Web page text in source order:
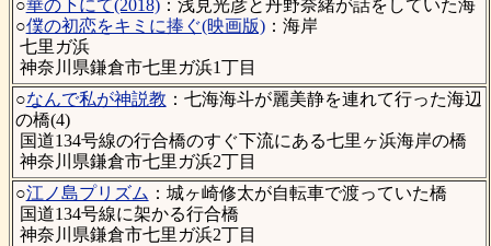
○華の下にて(2018)：浅見光彦と丹野奈緒が話をしていた海
○僕の初恋をキミに捧ぐ(映画版)：海岸
七里ガ浜
神奈川県鎌倉市七里ガ浜1丁目
○なんで私が神説教 ：七海海斗が麗美静を連れて行った海辺
の橋(4)
国道134号線の行合橋のすぐ下流にある七里ヶ浜海岸の橋
神奈川県鎌倉市七里ガ浜2丁目
○江ノ島プリズム ：城ヶ崎修太が自転車で渡っていた橋
国道134号線に架かる行合橋
神奈川県鎌倉市七里ガ浜2丁目